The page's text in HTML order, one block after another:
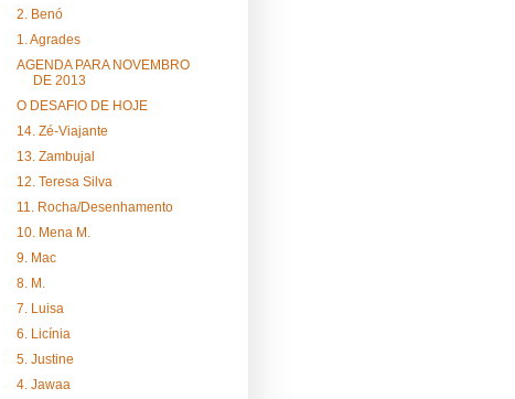
2. Benó
1. Agrades
AGENDA PARA NOVEMBRO
DE 2013
O DESAFIO DE HOJE
14. Zé-Viajante
13. Zambujal
12. Teresa Silva
11. Rocha/Desenhamento
10. Mena M.
9. Mac
8. M.
7. Luisa
6. Licínia
5. Justine
4. Jawaa